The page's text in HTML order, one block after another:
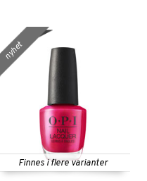
Finnes i flere varianter
nyhet